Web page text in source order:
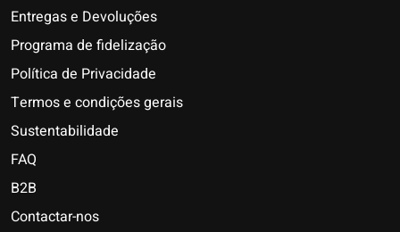
Entregas e Devoluções
Programa de fidelização
Política de Privacidade
Termos e condições gerais
Sustentabilidade
FAQ
B2B
Contactar-nos